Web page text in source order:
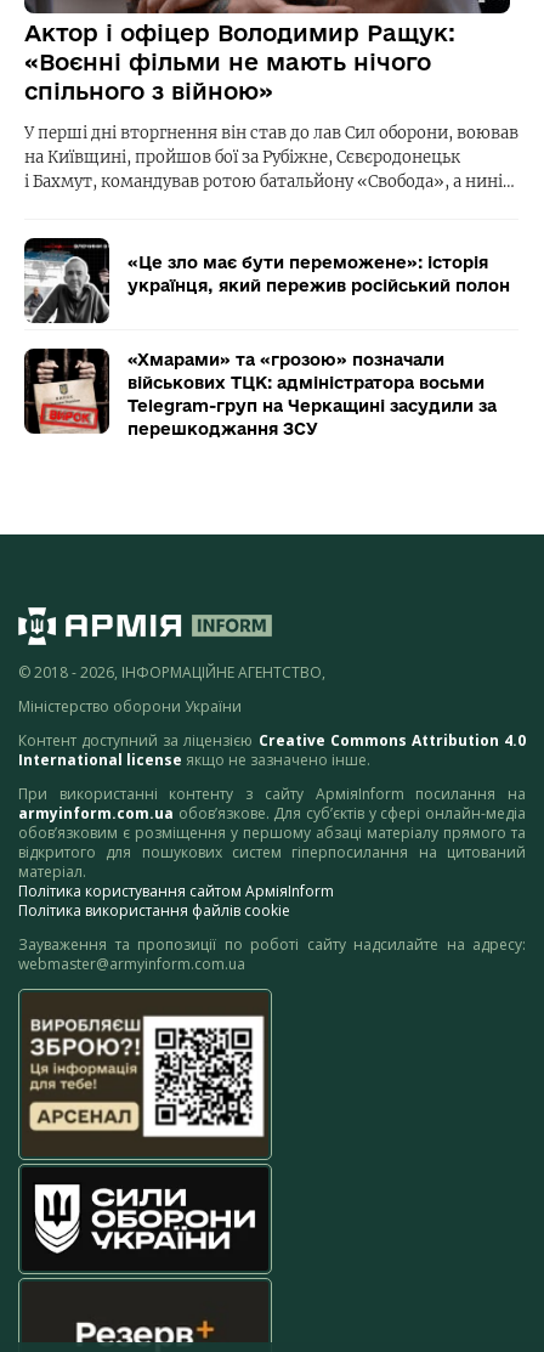
Актор і офіцер Володимир Ращук:
«Воєнні фільми не мають нічого
спільного з війною»
У перші дні вторгнення він став до лав Сил оборони, воював
на Київщині, пройшов бої за Рубіжне, Сєвєродонецьк
і Бахмут, командував ротою батальйону «Свобода», а нині…
«Це зло має бути переможене»: історія
українця, який пережив російський полон
«Хмарами» та «грозою» позначали
військових ТЦК: адміністратора восьми
Telegram-груп на Черкащині засудили за
перешкоджання ЗСУ
© 2018 - 2026, ІНФОРМАЦІЙНЕ АГЕНТСТВО,
Міністерство оборони України
Контент доступний за ліцензією Creative Commons Attribution 4.0
International license якщо не зазначено інше.
При використанні контенту з сайту АрміяInform посилання на
armyinform.com.ua обов’язкове. Для суб’єктів у сфері онлайн-медіа
обов’язковим є розміщення у першому абзаці матеріалу прямого та
відкритого для пошукових систем гіперпосилання на цитований
матеріал.
Політика користування сайтом АрміяInform
Політика використання файлів cookie
Зауваження та пропозиції по роботі сайту надсилайте на адресу:
webmaster@armyinform.com.ua